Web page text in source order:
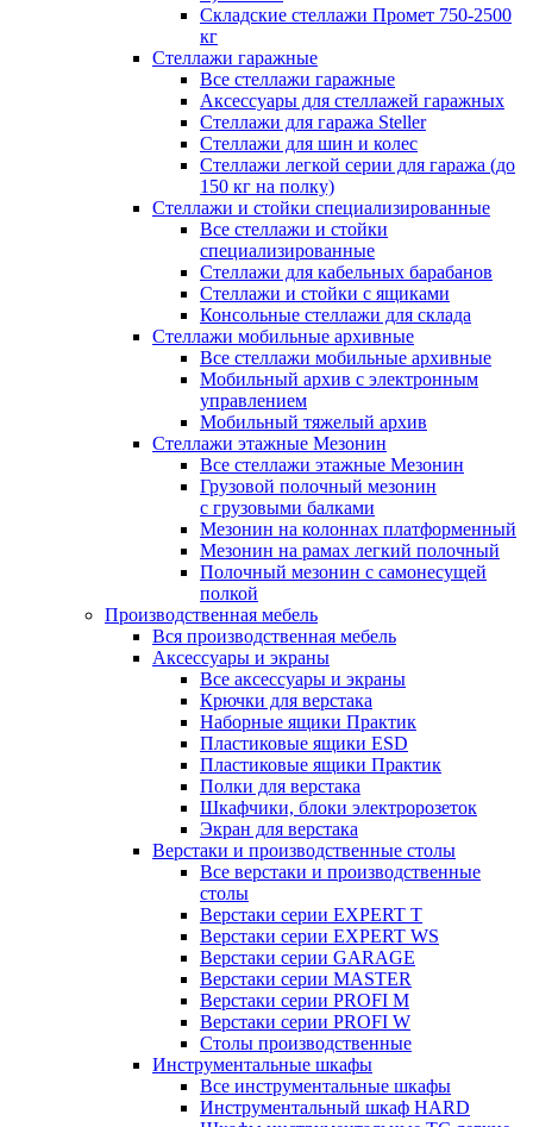
Складские стеллажи Промет 750-2500
кг
Стеллажи гаражные
Все стеллажи гаражные
Аксессуары для стеллажей гаражных
Стеллажи для гаража Steller
Стеллажи для шин и колес
Стеллажи легкой серии для гаража (до
150 кг на полку)
Стеллажи и стойки специализированные
Все стеллажи и стойки
специализированные
Стеллажи для кабельных барабанов
Стеллажи и стойки с ящиками
Консольные стеллажи для склада
Стеллажи мобильные архивные
Все стеллажи мобильные архивные
Мобильный архив с электронным
управлением
Мобильный тяжелый архив
Стеллажи этажные Мезонин
Все стеллажи этажные Мезонин
Грузовой полочный мезонин
с грузовыми балками
Мезонин на колоннах платформенный
Мезонин на рамах легкий полочный
Полочный мезонин с самонесущей
полкой
Производственная мебель
Вся производственная мебель
Аксессуары и экраны
Все аксессуары и экраны
Крючки для верстака
Наборные ящики Практик
Пластиковые ящики ESD
Пластиковые ящики Практик
Полки для верстака
Шкафчики, блоки электророзеток
Экран для верстака
Верстаки и производственные столы
Все верстаки и производственные
столы
Верстаки серии EXPERT T
Верстаки серии EXPERT WS
Верстаки серии GARAGE
Верстаки серии MASTER
Верстаки серии PROFI M
Верстаки серии PROFI W
Столы производственные
Инструментальные шкафы
Все инструментальные шкафы
Инструментальный шкаф HARD